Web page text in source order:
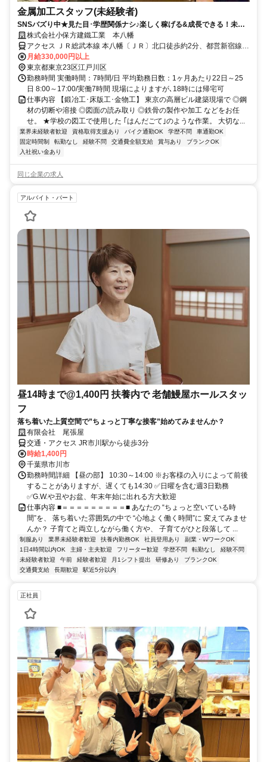
金属加工スタッフ(未経験者)
SNSバズり中★見た目･学歴関係ナシ♪楽しく稼げる&成長できる！未経
験歓迎！月給33万円～！1R寮有
株式会社小保方建鐵工業 本八幡
アクセス ＪＲ総武本線 本八幡〔ＪＲ〕北口徒歩約2分、都営新宿線
本八幡〔新宿線〕A4a口徒歩約3分、京成本線 京成八幡出口3徒歩約5
分 本八幡駅
月給330,000円以上
東京都東京23区江戸川区
勤務時間 実働時間：7時間/日 平均勤務日数：1ヶ月あたり22日～25
日 8:00～17:00/実働7時間 現場によりますが､18時には帰宅可
仕事内容 【鍛冶工･床版工･金物工】 東京の高層ビル建築現場で ◎鋼
材の切断や溶接 ◎図面の読み取り ◎鉄骨の製作や加工 などをお任
せ。 ★学校の図工で使用した ｢はんだごて｣のような作業。 大切な...
業界未経験者歓迎 資格取得支援あり バイク通勤OK 学歴不問
車通勤OK
固定時間制
転勤なし 経験不問 交通費全額支給 賞与あり
ブランクOK
入社祝い金あり
同じ企業の求人
アルバイト・パート
昼14時まで@1,400円 扶養内で 老舗鰻屋ホールスタッ
フ
落ち着いた上質空間で”ちょっと丁寧な接客”始めてみませんか？
有限会社 尾張屋
交通・アクセス JR市川駅から徒歩3分
時給1,400円
千葉県市川市
勤務時間詳細 【昼の部】 10:30～14:00 ※お客様の入りによって前後
することがありますが、遅くても14:30 ✅日曜を含む週3日勤務
✅G.W.や丑やお盆、年末年始に出れる方大歓迎
仕事内容 ■＝＝＝＝＝＝＝＝＝■ あなたの “ちょっと空いている時
間”を、 落ち着いた雰囲気の中で “心地よく働く時間”に 変えてみませ
んか？ 子育てと両立しながら働く方や、 子育てがひと段落して ...
制服あり 業界未経験者歓迎 扶養内勤務OK 社員登用あり
副業・WワークOK
1日4時間以内OK
主婦・主夫歓迎 フリーター歓迎 学歴不問 転勤なし
経験不問
未経験者歓迎
午前 経験者歓迎 月1シフト提出 研修あり
ブランクOK
交通費支給
長期歓迎 駅近5分以内
正社員